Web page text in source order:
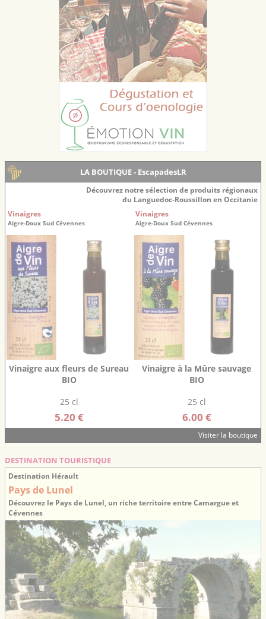
LA BOUTIQUE - EscapadesLR
Découvrez notre sélection de produits régionaux
du Languedoc-Roussillon en Occitanie
Vinaigres
Aigre-Doux Sud Cévennes
Vinaigre aux fleurs de Sureau
BIO
25 cl
5.20 €
Vinaigres
Aigre-Doux Sud Cévennes
Vinaigre à la Mûre sauvage
BIO
25 cl
6.00 €
Visiter la boutique
DESTINATION TOURISTIQUE
Destination Hérault
Pays de Lunel
Découvrez le Pays de Lunel, un riche territoire entre Camargue et
Cévennes